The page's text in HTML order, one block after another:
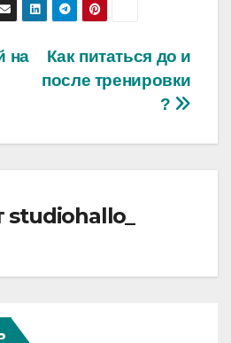
Как питаться до и
после тренировки
?
на
studiohallo_